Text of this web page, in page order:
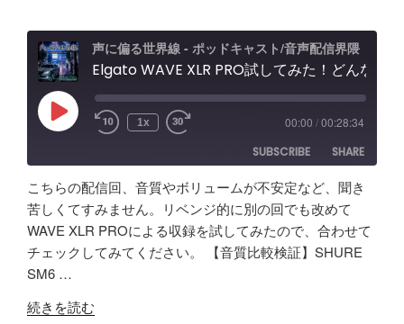
較
検
証】
SHURE
SM63
AM8
Elgato
Wave
XLR
Pro
声に偏る世界線 - ポッドキャスト/音声配信界隈
Play
Episode 1x 00:00 /00:28:34
SUBSCRIBE
SHARE
Amazon
Apple Podcasts
RSS
Spotify
RSS FEED
SHARE
LINK
EMBED
こちらの配信回、音質やボリュームが不安定など、聞き
苦しくてすみません。リベンジ的に別の回でも改めて
WAVE XLR PROによる収録を試してみたので、合わせて
チェックしてみてください。 【音質比較検証】SHURE
SM6 …
"Elgato
続きを読む